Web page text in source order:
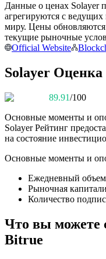
Наслаждайтесь
за копи-трейдинг
Информация
Анализ больших
Данные о ценах Solayer
агрегируются с
миру. Цены
текущие рыночные
Official Website
Solayer Оценка
89.91/100
Основные моменты и
Solayer Рейтинг
на состояние
Основные моменты и
Ежедневный объем
Рыночная
Количество
Что вы можете
Bitrue